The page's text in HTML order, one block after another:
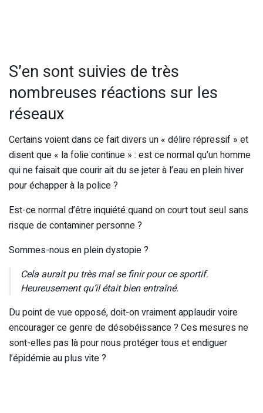
S’en sont suivies de très
nombreuses réactions sur les
réseaux
Certains voient dans ce fait divers un « délire répressif » et
disent que « la folie continue » : est ce normal qu’un homme
qui ne faisait que courir ait du se jeter à l’eau en plein hiver
pour échapper à la police ?
Est-ce normal d’être inquiété quand on court tout seul sans
risque de contaminer personne ?
Sommes-nous en plein dystopie ?
Cela aurait pu très mal se finir pour ce sportif.
Heureusement qu’il était bien entraîné.
Du point de vue opposé, doit-on vraiment applaudir voire
encourager ce genre de désobéissance ? Ces mesures ne
sont-elles pas là pour nous protéger tous et endiguer
l’épidémie au plus vite ?